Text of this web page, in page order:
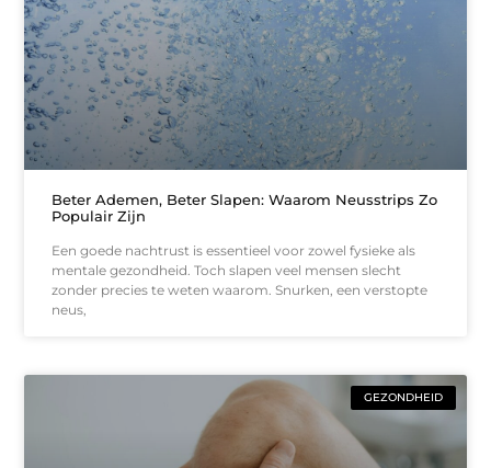
Beter Ademen, Beter Slapen: Waarom Neusstrips Zo
Populair Zijn
Een goede nachtrust is essentieel voor zowel fysieke als
mentale gezondheid. Toch slapen veel mensen slecht
zonder precies te weten waarom. Snurken, een verstopte
neus,
GEZONDHEID